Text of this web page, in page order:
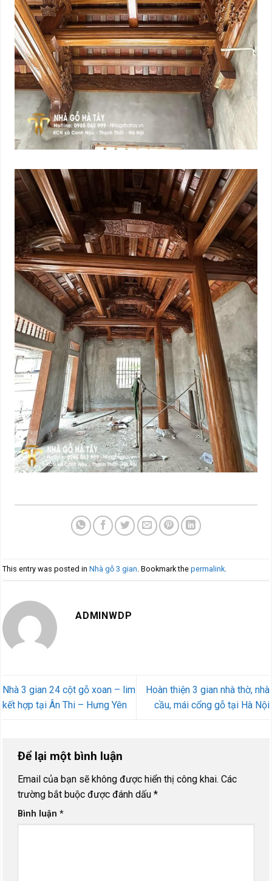
This entry was posted in Nhà gỗ 3 gian . Bookmark the permalink
ADMINWDP
Nhà 3 gian 24 cột gỗ xoan – lim
kết hợp tại Ân Thi – Hưng Yên
Hoàn thiện 3 gian nhà thờ, nhà
cầu, mái cổng gỗ tại Hà Nội
Để lại một bình luận
Email của bạn sẽ không được hiển thị công khai. Các
trường bắt buộc được đánh dấu *
Bình luận *